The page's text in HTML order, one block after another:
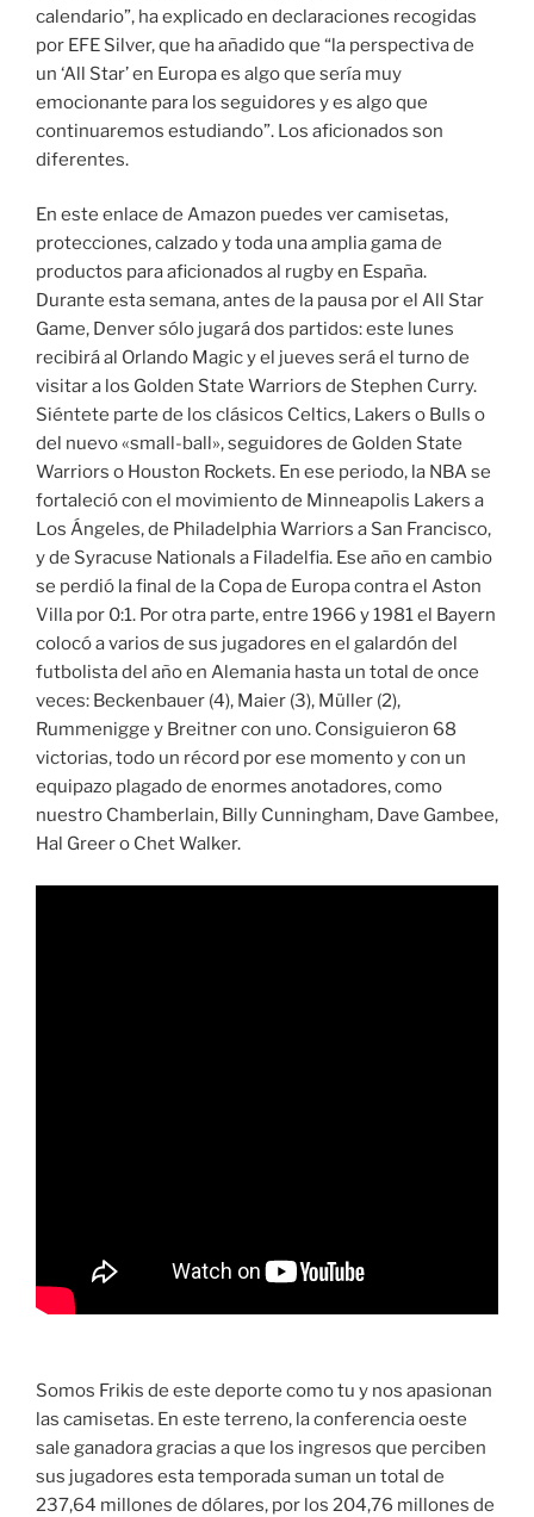
calendario”, ha explicado en declaraciones recogidas
por EFE Silver, que ha añadido que “la perspectiva de
un ‘All Star’ en Europa es algo que sería muy
emocionante para los seguidores y es algo que
continuaremos estudiando”. Los aficionados son
diferentes.
En este enlace de Amazon puedes ver camisetas,
protecciones, calzado y toda una amplia gama de
productos para aficionados al rugby en España.
Durante esta semana, antes de la pausa por el All Star
Game, Denver sólo jugará dos partidos: este lunes
recibirá al Orlando Magic y el jueves será el turno de
visitar a los Golden State Warriors de Stephen Curry.
Siéntete parte de los clásicos Celtics, Lakers o Bulls o
del nuevo «small-ball», seguidores de Golden State
Warriors o Houston Rockets. En ese periodo, la NBA se
fortaleció con el movimiento de Minneapolis Lakers a
Los Ángeles, de Philadelphia Warriors a San Francisco,
y de Syracuse Nationals a Filadelfia. Ese año en cambio
se perdió la final de la Copa de Europa contra el Aston
Villa por 0:1. Por otra parte, entre 1966 y 1981 el Bayern
colocó a varios de sus jugadores en el galardón del
futbolista del año en Alemania hasta un total de once
veces: Beckenbauer (4), Maier (3), Müller (2),
Rummenigge y Breitner con uno. Consiguieron 68
victorias, todo un récord por ese momento y con un
equipazo plagado de enormes anotadores, como
nuestro Chamberlain, Billy Cunningham, Dave Gambee,
Hal Greer o Chet Walker.
Somos Frikis de este deporte como tu y nos apasionan
las camisetas. En este terreno, la conferencia oeste
sale ganadora gracias a que los ingresos que perciben
sus jugadores esta temporada suman un total de
237,64 millones de dólares, por los 204,76 millones de